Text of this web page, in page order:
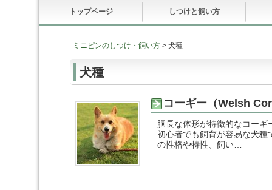
トップページ しつけと飼い方
ミニピンのしつけ・飼い方 > 犬種
犬種
コーギー（Welsh
胴長な体形が特徴的なコー
初心者でも飼育が容易な犬種
の性格や特性、飼い…